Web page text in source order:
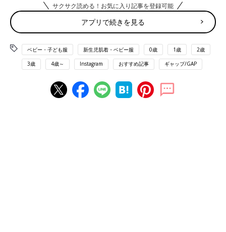
サクサク読める！お気に入り記事を登録可能
アプリで続きを見る
ベビー・子ども服 新生児肌着・ベビー服 0歳 1歳 2歳
3歳 4歳～ Instagram おすすめ記事 ギャップ/GAP